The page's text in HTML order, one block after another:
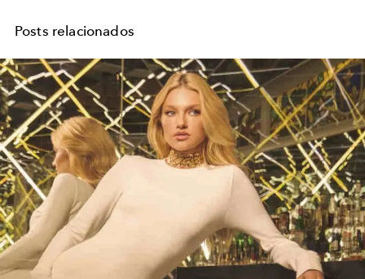
Posts relacionados